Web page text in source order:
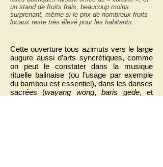
un stand de fruits frais, beaucoup moins
surprenant, même si le prix de nombreux fruits
locaux reste très élevé pour les habitants.
Cette ouverture tous azimuts vers le large
augure aussi d’arts syncrétiques, comme
on peut le constater dans la musique
rituelle balinaise (ou l’usage par exemple
du bambou est essentiel), dans les danses
sacrées (wayang wong,baris gede, et